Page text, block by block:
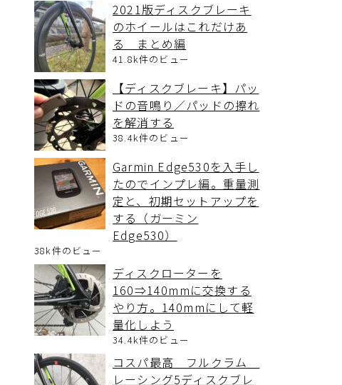
2021版ディスクブレーキ
のホイールはこれだけあ
る まとめ編
41.8k件のビュー
【ディスクブレーキ】パッ
ドの音鳴り／パッドの擦れ
を解消する
38.4k件のビュー
Garmin Edge530を入手し
たのでインプレ編。重量測
定と、初期セットアップを
する（ガーミン
Edge530）
38k件のビュー
ディスクローターを
160⇒140mmに交換する
やり方。140mmにして軽
量化しよう
34.4k件のビュー
コスパ最高 フルクラム
レーシング5ディスクブレ